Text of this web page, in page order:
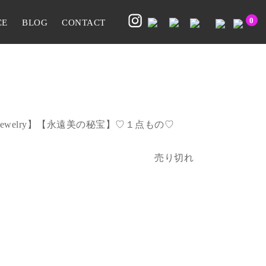
BLOG CONTACT 0
】【永遠美の秘宝】♡１点もの♡
売り切れ